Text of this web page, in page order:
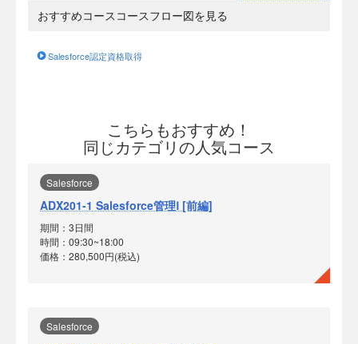
おすすめコースコースフロー図を見る
Salesforce認定資格取得
こちらもおすすめ！
同じカテゴリの人気コース
Salesforce
ADX201-1 Salesforce管理Ⅰ [前編]
期間：3日間
時間：09:30~18:00
価格：280,500円(税込)
Salesforce